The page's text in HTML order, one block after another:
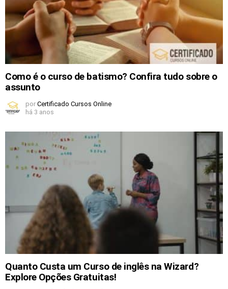
Como é o curso de batismo? Confira tudo sobre o
assunto
por Certificado Cursos Online
há 3 anos
Quanto Custa um Curso de inglês na Wizard?
Explore Opções Gratuitas!